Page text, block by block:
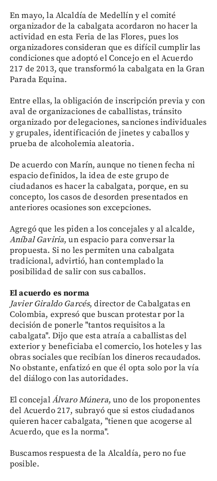
En mayo, la Alcaldía de Medellín y el comité
organizador de la cabalgata acordaron no hacer la
actividad en esta Feria de las Flores, pues los
organizadores consideran que es difícil cumplir las
condiciones que adoptó el Concejo en el Acuerdo
217 de 2013, que transformó la cabalgata en la Gran
Parada Equina.
Entre ellas, la obligación de inscripción previa y con
aval de organizaciones de caballistas, tránsito
organizado por delegaciones, sanciones individuales
y grupales, identificación de jinetes y caballos y
prueba de alcoholemia aleatoria.
De acuerdo con Marín, aunque no tienen fecha ni
espacio definidos, la idea de este grupo de
ciudadanos es hacer la cabalgata, porque, en su
concepto, los casos de desorden presentados en
anteriores ocasiones son excepciones.
Agregó que les piden a los concejales y al alcalde,
Aníbal Gaviria, un espacio para conversar la
propuesta. Si no les permiten una cabalgata
tradicional, advirtió, han contemplado la
posibilidad de salir con sus caballos.
El acuerdo es norma
Javier Giraldo Garcés, director de Cabalgatas en
Colombia, expresó que buscan protestar por la
decisión de ponerle "tantos requisitos a la
cabalgata". Dijo que esta atraía a caballistas del
exterior y beneficiaba el comercio, los hoteles y las
obras sociales que recibían los dineros recaudados.
No obstante, enfatizó en que él opta solo por la vía
del diálogo con las autoridades.
El concejalÁlvaro Múnera, uno de los proponentes
del Acuerdo 217, subrayó que si estos ciudadanos
quieren hacer cabalgata, "tienen que acogerse al
Acuerdo, que es la norma".
Buscamos respuesta de la Alcaldía, pero no fue
posible.